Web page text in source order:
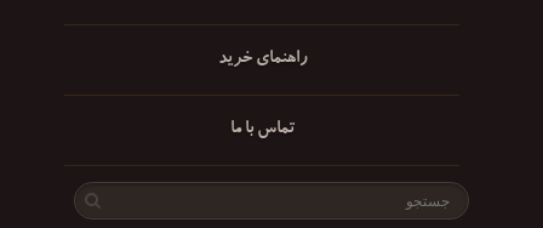
راهنمای خرید
تماس با ما